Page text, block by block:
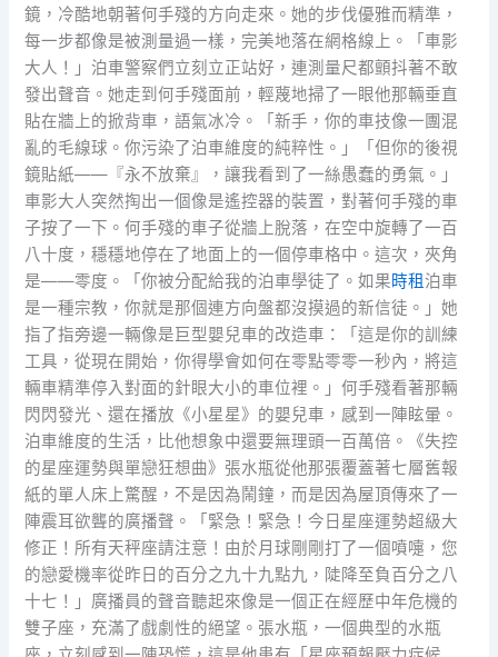
鏡，冷酷地朝著何手殘的方向走來。她的步伐優雅而精準，
每一步都像是被測量過一樣，完美地落在網格線上。「車影
大人！」泊車警察們立刻立正站好，連測量尺都顫抖著不敢
發出聲音。她走到何手殘面前，輕蔑地掃了一眼他那輛垂直
貼在牆上的掀背車，語氣冰冷。「新手，你的車技像一團混
亂的毛線球。你污染了泊車維度的純粹性。」「但你的後視
鏡貼紙——『永不放棄』，讓我看到了一絲愚蠢的勇氣。」
車影大人突然掏出一個像是遙控器的裝置，對著何手殘的車
子按了一下。何手殘的車子從牆上脫落，在空中旋轉了一百
八十度，穩穩地停在了地面上的一個停車格中。這次，夾角
是——零度。「你被分配給我的泊車學徒了。如果時租 泊車
是一種宗教，你就是那個連方向盤都沒摸過的新信徒。」她
指了指旁邊一輛像是巨型嬰兒車的改造車：「這是你的訓練
工具，從現在開始，你得學會如何在零點零零一秒內，將這
輛車精準停入對面的針眼大小的車位裡。」何手殘看著那輛
閃閃發光、還在播放《小星星》的嬰兒車，感到一陣眩暈。
泊車維度的生活，比他想象中還要無理頭一百萬倍。《失控
的星座運勢與單戀狂想曲》張水瓶從他那張覆蓋著七層舊報
紙的單人床上驚醒，不是因為鬧鐘，而是因為屋頂傳來了一
陣震耳欲聾的廣播聲。「緊急！緊急！今日星座運勢超級大
修正！所有天秤座請注意！由於月球剛剛打了一個噴嚏，您
的戀愛機率從昨日的百分之九十九點九，陡降至負百分之八
十七！」廣播員的聲音聽起來像是一個正在經歷中年危機的
雙子座，充滿了戲劇性的絕望。張水瓶，一個典型的水瓶